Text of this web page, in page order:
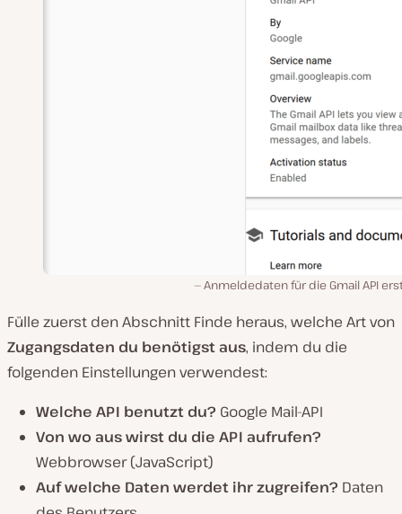
Anmeldedaten für die Gmail API
Fülle zuerst den Abschnitt Finde heraus, welche Art von
Zugangsdaten du benötigst aus, indem du die
folgenden Einstellungen verwendest:
Welche API benutzt du? Google Mail-API
Von wo aus wirst du die API aufrufen?
Webbrowser (JavaScript)
Auf welche Daten werdet ihr zugreifen? Daten